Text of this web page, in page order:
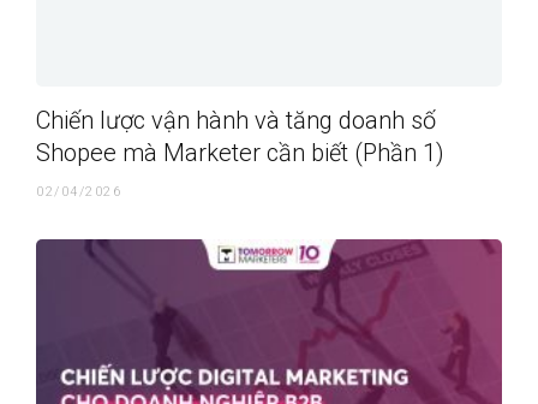
Chiến lược vận hành và tăng doanh số
Shopee mà Marketer cần biết (Phần 1)
02/04/2026